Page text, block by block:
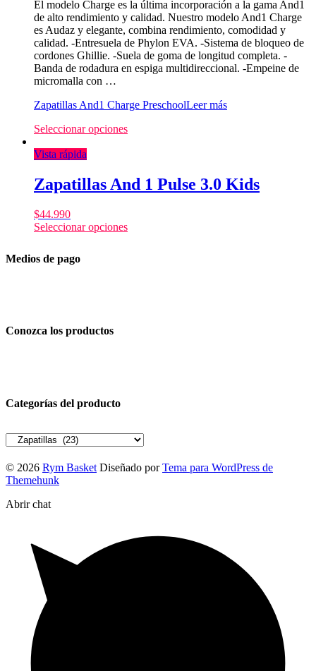
El modelo Charge es la última incorporación a la gama And1
de alto rendimiento y calidad. Nuestro modelo And1 Charge
es Audaz y elegante, combina rendimiento, comodidad y
calidad. -Entresuela de Phylon EVA. -Sistema de bloqueo de
cordones Ghillie. -Suela de goma de longitud completa. -
Banda de rodadura en espiga multidireccional. -Empeine de
micromalla con …
Zapatillas And1 Charge PreschoolLeer más
Seleccionar opciones
Vista rápida
Zapatillas And 1 Pulse 3.0 Kids
$44.990
Seleccionar opciones
Medios de pago
Conozca los productos
Categorías del producto
© 2026 Rym Basket Diseñado por Tema para WordPress de
Themehunk
Abrir chat